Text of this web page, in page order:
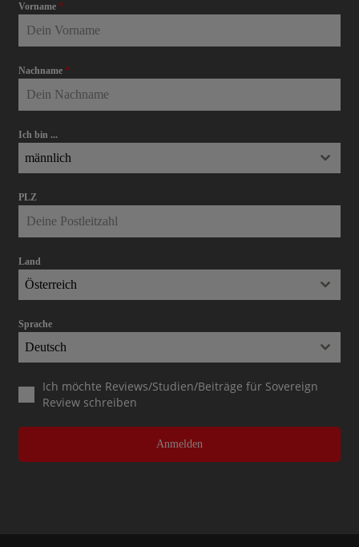
Vorname*
Nachname*
Ich bin ...
männlich
PLZ
Land
Österreich
Sprache
Deutsch
Ich möchte Reviews/Studien/Beiträge für Sovereign
Review schreiben
Anmelden